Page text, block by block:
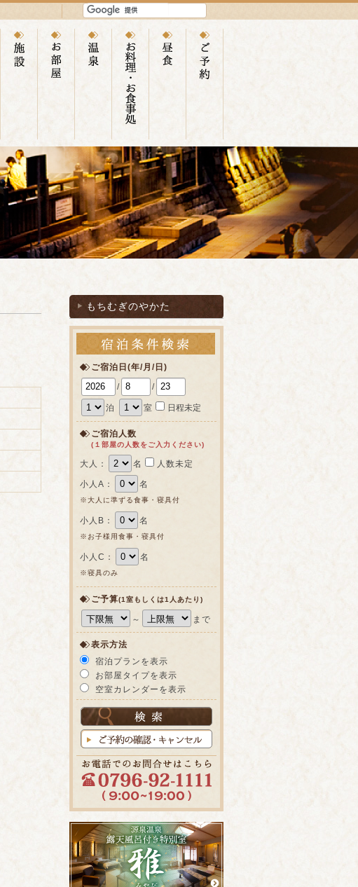
もちむぎのやかた
ご宿泊日(年/月/日)
/
/
泊 室 日程未定
ご宿泊人数
(１部屋の人数をご入力ください)
大人： 名 人数未定
小人A： 名
※大人に準ずる食事・寝具付
小人B： 名
※お子様用食事・寝具付
小人C： 名
※寝具のみ
ご予算(1室もしくは1人あたり)
～ まで
表示方法
宿泊プランを表示
お部屋タイプを表示
空室カレンダーを表示